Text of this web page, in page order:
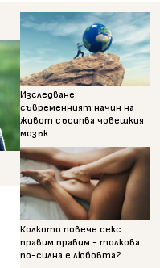
Изследване:
съвременният начин на
живот съсипва човешкия
мозък
Колкото повече секс
правим правим - толкова
по-силна е любовта?